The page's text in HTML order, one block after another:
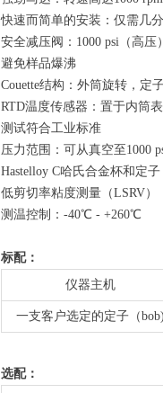
快速而简单的安装：仅需几
安全减压阀：1000 psi（高压）
避免样品爆沸
Couette结构：外筒旋转，定
RTD温度传感器：置于内筒
测试符合工业标准
压力范围：可从真空至1000
Hastelloy C哈氏合金杯和定
低剪切率粘度测量（LSRV）
测温控制：-40℃ - +260℃
标配：
仪器主机
一支客户选定的定子（bob)
选配：